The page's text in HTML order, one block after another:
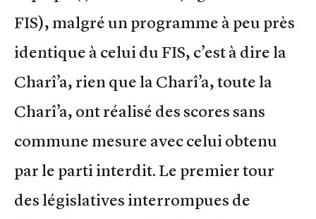
FIS), malgré un programme à peu près
identique à celui du FIS, c’est à dire la
Charî’a, rien que la Charî’a, toute la
Charî’a, ont réalisé des scores sans
commune mesure avec celui obtenu
par le parti interdit. Le premier tour
des législatives interrompues de